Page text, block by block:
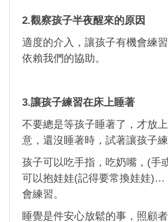
2.觀察孩子半夜醒來的原因
適度的介入，讓孩子有機會練
依賴我們的協助。
3.讓孩子練習在床上睡著
不要總是等孩子睡著了，才放
意，還沒睡著時，試著讓孩子練
孩子可以吃手指，吃奶嘴，(手
可以抱娃娃(記得要常換娃娃)…
會練習。
睡覺是件安心放鬆的事，照顧